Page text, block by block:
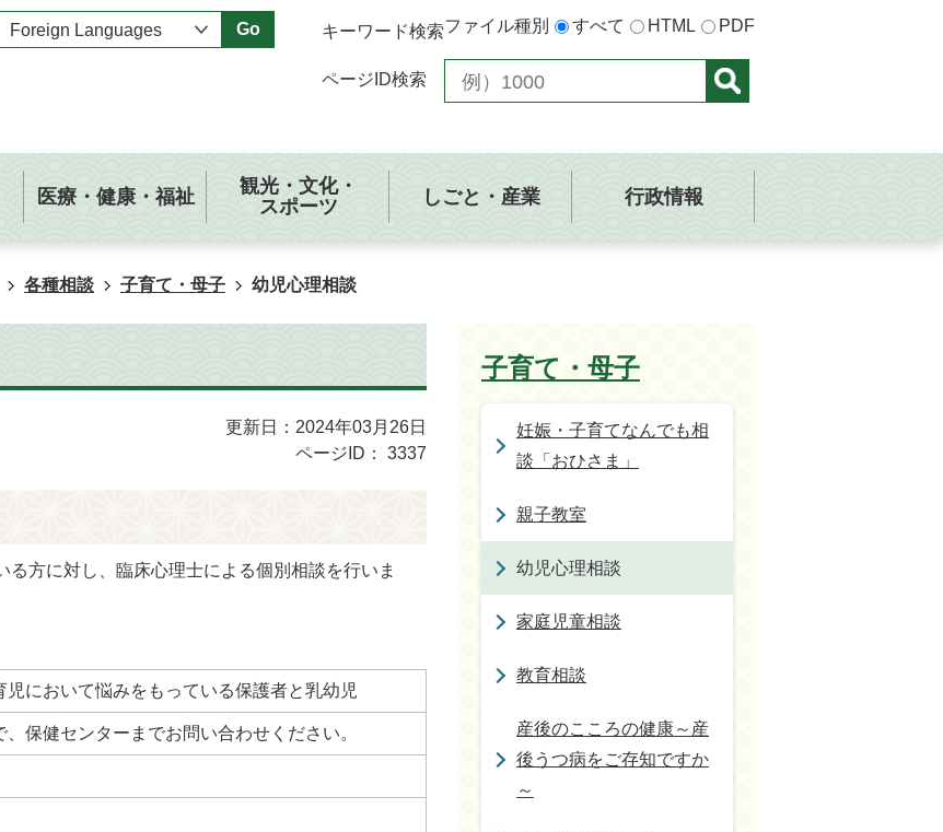
Go キーワード検索ファイル種別 すべて HTML PDF
ページID検索
医療・健康・福祉
観光・文化・
スポーツ
しごと・産業 行政情報
各種相談 子育て・母子 幼児心理相談
更新日：2024年03月26日
ページID：
3337
方に対し、臨床心理士による個別相談を行いま
において悩みをもっている保護者と乳幼児
保健センターまでお問い合わせください。
子育て・母子
妊娠・子育てなんでも相
談「おひさま」
親子教室
幼児心理相談
家庭児童相談
教育相談
産後のこころの健康～産
後うつ病をご存知ですか
～